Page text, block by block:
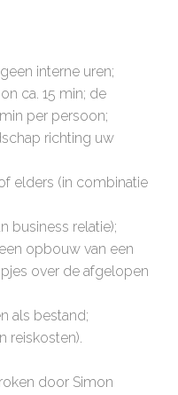
interne uren;
ca. 15 min; de
per persoon;
richting uw
elders (in combinatie
business relatie);
opbouw van een
over de afgelopen
als bestand;
reiskosten).
door Simon